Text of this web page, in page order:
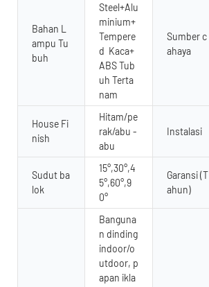
Bahan L
ampu Tu
buh
Steel+Alu
minium+
Tempere
d Kaca+
ABS Tub
uh Terta
nam
Sumber c
ahaya
House Fi
nish
Hitam/pe
rak/abu -
abu
Instalasi
Sudut ba
lok
15°,30°,4
5°,60°,9
0°
Garansi (T
ahun)
Banguna
n dinding
indoor/o
utdoor, p
apan ikla